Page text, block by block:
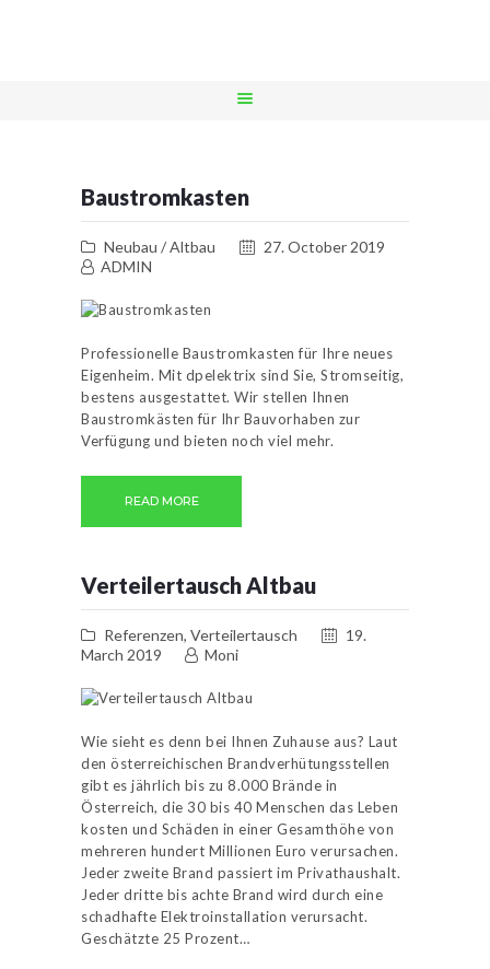
intelligente Lösungen
LEISTUNGEN
REFERENZEN
NOTDIENST
KONTAKT
Baustromkasten
Neubau / Altbau
27. October 2019
ADMIN
Professionelle Baustromkasten für Ihre neues
Eigenheim. Mit dpelektrix sind Sie, Stromseitig,
bestens ausgestattet. Wir stellen Ihnen
Baustromkästen für Ihr Bauvorhaben zur
Verfügung und bieten noch viel mehr.
READ MORE
Verteilertausch Altbau
Referenzen,Verteilertausch
19.
March 2019
Moni
Wie sieht es denn bei Ihnen Zuhause aus? Laut
den österreichischen Brandverhütungsstellen
gibt es jährlich bis zu 8.000 Brände in
Österreich, die 30 bis 40 Menschen das Leben
kosten und Schäden in einer Gesamthöhe von
mehreren hundert Millionen Euro verursachen.
Jeder zweite Brand passiert im Privathaushalt.
Jeder dritte bis achte Brand wird durch eine
schadhafte Elektroinstallation verursacht.
Geschätzte 25 Prozent…